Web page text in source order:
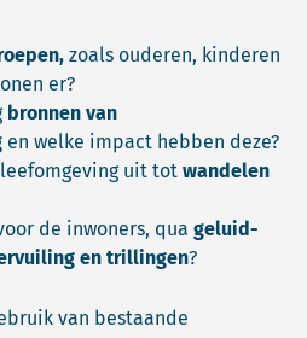
zoals ouderen, kinderen
er?
bronnen van
en welke impact hebben deze?
uit tot wandelen
de inwoners, qua geluid-
en trillingen?
van bestaande